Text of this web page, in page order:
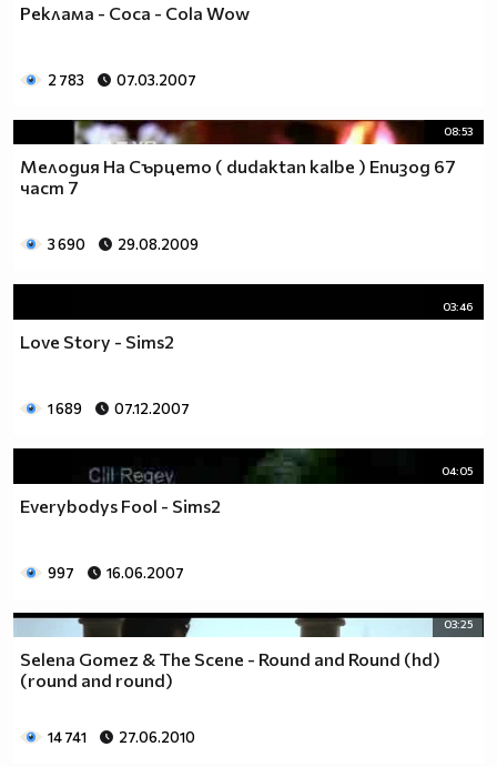
Реклама - Coca - Cola Wow
2 783 07.03.2007
08:53
Мелодия На Сърцето ( dudaktan kalbe ) Епизод 67
част 7
3 690 29.08.2009
03:46
Love Story - Sims2
1 689 07.12.2007
04:05
Everybodys Fool - Sims2
997 16.06.2007
03:25
Selena Gomez & The Scene - Round and Round (hd)
(round and round)
14 741 27.06.2010